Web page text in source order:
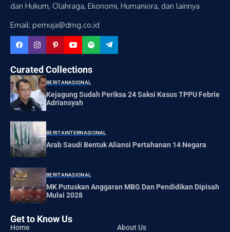
dan Hukum, Olahraga, Ekonomi, Humaniora, dan lainnya
Email: pemuja@dmg.co.id
Curated Collections
BERITANASIONAL
Kejagung Sudah Periksa 24 Saksi Kasus TPPU Febrie
Adriansyah
BERITAINTERNASIONAL
Arab Saudi Bentuk Aliansi Pertahanan 14 Negara
BERITANASIONAL
MK Putuskan Anggaran MBG Dan Pendidikan Dipisah
Mulai 2028
Get to Know Us
Home About Us